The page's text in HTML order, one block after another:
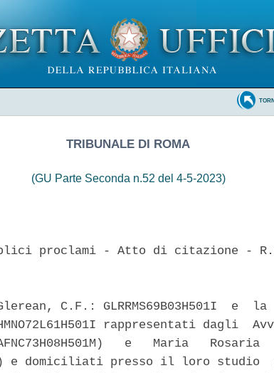
TRIBUNALE DI ROMA
(GU Parte Seconda n.52 del 4-5-2023)
proclami - Atto di citazione -
C.F.: GLRRMS69B03H501I  e  la
rappresentati dagli
e   Maria
e domiciliati presso il loro studio